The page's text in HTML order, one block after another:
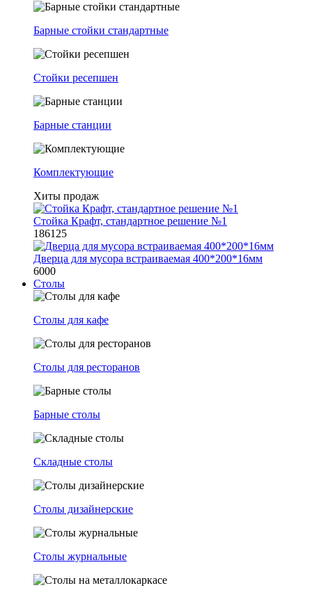
Барные стойки стандартные
Стойки ресепшен
Барные станции
Комплектующие
Хиты продаж
Стойка Крафт, стандартное решение №1
186125
Дверца для мусора встраиваемая 400*200*16мм
6000
Столы
Столы для кафе
Столы для ресторанов
Барные столы
Складные столы
Столы дизайнерские
Столы журнальные